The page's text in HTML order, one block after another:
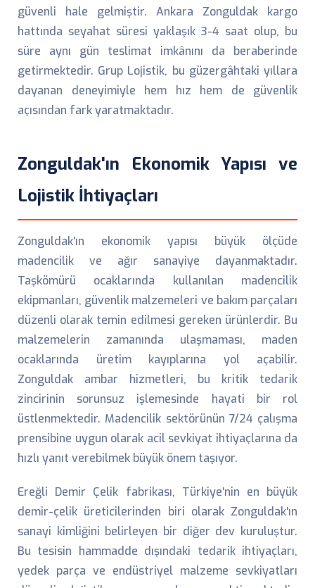
güvenli hale gelmiştir. Ankara Zonguldak kargo
hattında seyahat süresi yaklaşık 3-4 saat olup, bu
süre aynı gün teslimat imkânını da beraberinde
getirmektedir. Grup Lojistik, bu güzergâhtaki yıllara
dayanan deneyimiyle hem hız hem de güvenlik
açısından fark yaratmaktadır.
Zonguldak'ın Ekonomik Yapısı ve
Lojistik İhtiyaçları
Zonguldak'ın ekonomik yapısı büyük ölçüde
madencilik ve ağır sanayiye dayanmaktadır.
Taşkömürü ocaklarında kullanılan madencilik
ekipmanları, güvenlik malzemeleri ve bakım parçaları
düzenli olarak temin edilmesi gereken ürünlerdir. Bu
malzemelerin zamanında ulaşmaması, maden
ocaklarında üretim kayıplarına yol açabilir.
Zonguldak ambar hizmetleri, bu kritik tedarik
zincirinin sorunsuz işlemesinde hayati bir rol
üstlenmektedir. Madencilik sektörünün 7/24 çalışma
prensibine uygun olarak acil sevkiyat ihtiyaçlarına da
hızlı yanıt verebilmek büyük önem taşıyor.
Ereğli Demir Çelik fabrikası, Türkiye'nin en büyük
demir-çelik üreticilerinden biri olarak Zonguldak'ın
sanayi kimliğini belirleyen bir diğer dev kuruluştur.
Bu tesisin hammadde dışındaki tedarik ihtiyaçları,
yedek parça ve endüstriyel malzeme sevkiyatları